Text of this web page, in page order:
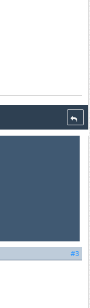
#3